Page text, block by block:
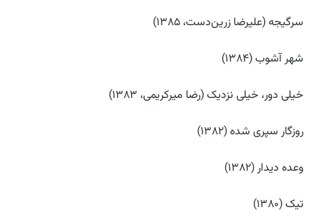
سرگیجه (علیرضا زرین‌دست، ۱۳۸۵)
شهر آشوب (۱۳۸۴)
خیلی دور، خیلی نزدیک (رضا میرکریمی، ۱۳۸۳)
روزگار سپری شده (۱۳۸۲)
وعده دیدار (۱۳۸۲)
تیک (۱۳۸۰)